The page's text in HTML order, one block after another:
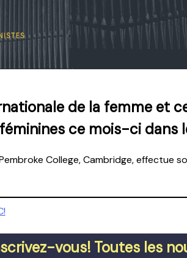
de la femme et
ce mois-ci dans
College, Cambridge, effectue
vous! Toutes les